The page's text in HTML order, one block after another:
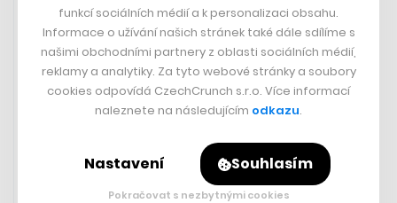
První pacient s čipem od Neuralinku
dokáže myšlenkami ovládat kurzor,
tvrdí Musk
Pacient, kterému společnost Neuralink implantovala
kurzorem myši na obrazovce, uvedl v noci na úterý
zakladatel projektu Elon Musk. Neuralink loni dostal od
amerického Úřadu pro kontrolu potravin a léčiv (FDA)
funkcí sociálních médií a k personalizaci obsahu.
Informace o užívání našich stránek také dále sdílíme s
našimi obchodními partnery z oblasti sociálních médií,
reklamy a analytiky. Za tyto webové stránky a soubory
cookies odpovídá CzechCrunch s.r.o. Více informací
naleznete na následujícím odkazu.
Nastavení Souhlasím
Pokračovat s nezbytnými cookies